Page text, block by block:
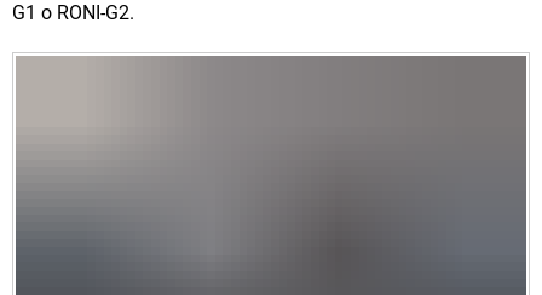
G1 o RONI-G2.